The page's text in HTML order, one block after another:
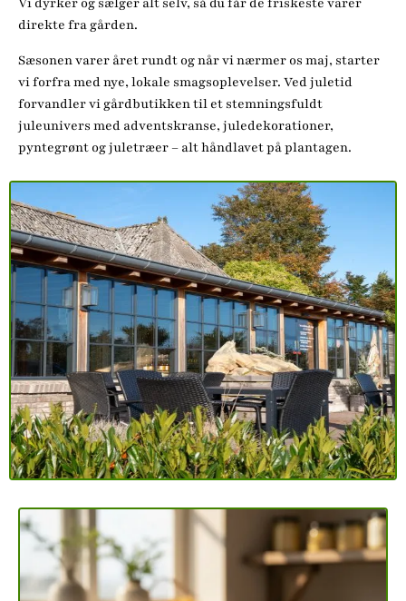
Vi dyrker og sælger alt selv, så du får de friskeste varer
direkte fra gården.
Sæsonen varer året rundt og når vi nærmer os maj, starter
vi forfra med nye, lokale smagsoplevelser. Ved juletid
forvandler vi gårdbutikken til et stemningsfuldt
juleunivers med adventskranse, juledekorationer,
pyntegrønt og juletræer – alt håndlavet på plantagen.